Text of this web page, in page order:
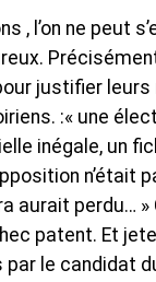
l’on ne peut
justifier
:« une
inégale, un
n’était
aurait perdu…
patent. Et
le candidat